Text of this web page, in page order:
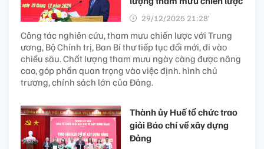
29/12/2025 21:28’
Công tác nghiên cứu, tham mưu chiến lược với Trung
ương, Bộ Chính trị, Ban Bí thư tiếp tục đổi mới, đi vào
chiều sâu. Chất lượng tham mưu ngày càng được nâng
cao, góp phần quan trọng vào việc định. hình chủ
trương, chính sách lớn của Đảng.
Thành ủy Huế tổ chức trao
giải Báo chí về xây dựng
Đảng